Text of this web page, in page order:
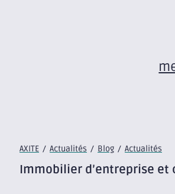
AXITE / Actualités / Blog / Actualités
Immobilier d’entreprise et